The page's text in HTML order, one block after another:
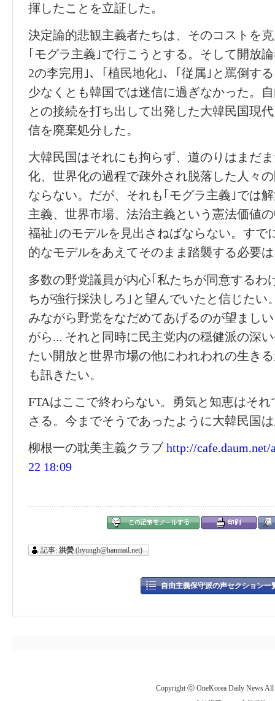
揮したことを立証した。
決定論的悲観主義者たちは、そのコストを
｢モグラ主義｣で行こうとする。そして開放
2の李完用｣、｢植民地化｣、｢従属｣と罵倒す
少なくとも韓国では迷信に過ぎなかった。
との接続を打ち出して出発した大韓民国現
信を廃棄処分した。
大韓民国はそれにも拘らず、道のりはまだ
化、世界化の過程で疎外され脱落した人々
ならない。だが、それも｢モグラ主義｣では
主義、世界市場、法治主義という憲法価値
福祉｣のモデルを見出さねばならない。すで
的なモデルをあえてそのまま踏襲する必要
多数の野党議員が内心｢私たちが同意するわ
ちが強行採決しろ｣と望んでいたと信じたい
みながら野党をなだめてあげるのが望まし
がら... それと同時に民主党内の穏健派の深
たい開放と世界市場の他にわれわれの生き
も訊きたい。
FTAはここで終わらない。勇気と知恵はそ
さる。今までそうであったように大韓民国
柳根一の耽美主義クラブhttp://cafe.daum.net/
22 18:09
記事: 洪熒 (hyungh@hanmail.net)
自由主義保守派の声セクション一
Copyright ⓒ OneKorea Daily News All